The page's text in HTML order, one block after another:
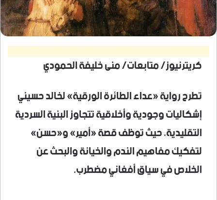
كريترنيوز/ متابعات/ منى خليفة الحمودي
تطرح رواية «عداء الطائرة الورقية» لخالد حسيني
إشكاليات وجودية وأخلاقية تتجاوز البنية السردية
التقليدية، حيث توظف قصة «أمير» و«حسن»
لتفكيك مفاهيم الندم والخيانة والبحث عن
الخلاص في سياق أفغاني مضطرب.